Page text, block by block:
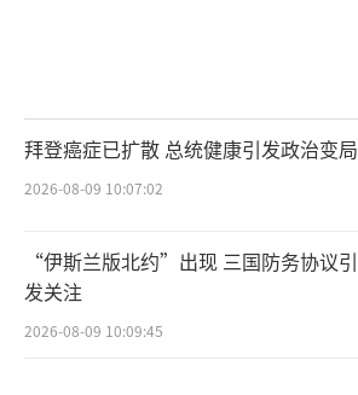
拜登癌症已扩散 总统健康引发政治变局
2026-08-09 10:07:02
“伊斯兰版北约”出现 三国防务协议引
发关注
2026-08-09 10:09:45